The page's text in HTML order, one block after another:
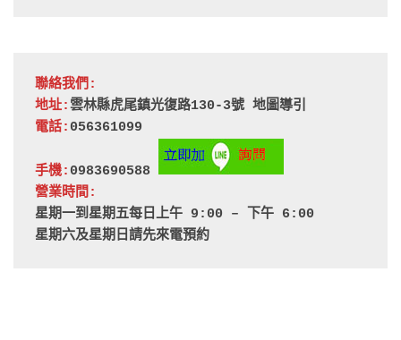
聯絡我們:
地址:雲林縣虎尾鎮光復路130-3號 地圖導引
電話: 056361099
手機: 0983690588
營業時間:
星期一到星期五每日上午 9:00 – 下午 6:00
星期六及星期日請先來電預約